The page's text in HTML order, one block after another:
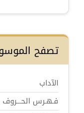
تصفح
الآداب
فـهـرس الحـــروف